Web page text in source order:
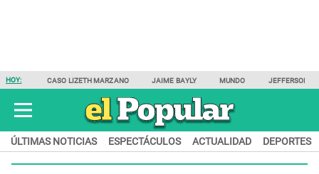
HOY: CASO LIZETH MARZANO JAIME BAYLY MUNDO JEFFERSON
ÚLTIMAS NOTICIAS ESPECTÁCULOS ACTUALIDAD DEPORTES